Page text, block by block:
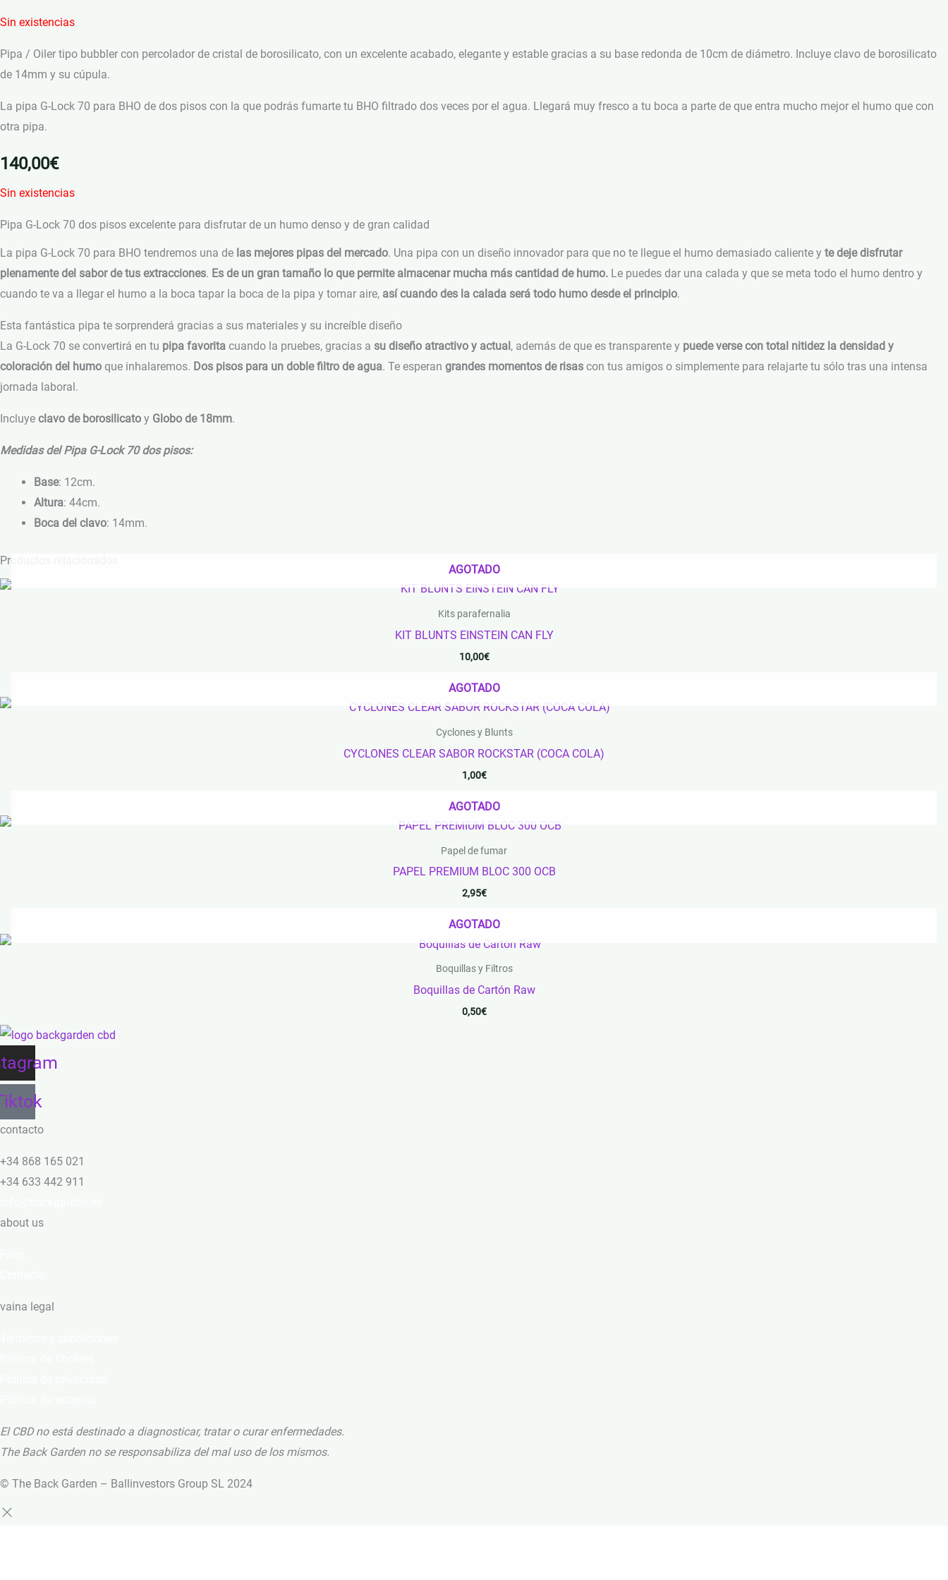
Sin existencias
Pipa / Oiler tipo bubbler con percolador de cristal de borosilicato, con un excelente acabado, elegante y estable gracias a su base redonda de 10cm de diámetro. Incluye clavo de borosilicato
de 14mm y su cúpula.
La pipa G-Lock 70 para BHO de dos pisos con la que podrás fumarte tu BHO filtrado dos veces por el agua. Llegará muy fresco a tu boca a parte de que entra mucho mejor el humo que con
otra pipa.
140,00€
Sin existencias
Pipa G-Lock 70 dos pisos excelente para disfrutar de un humo denso y de gran calidad
La pipa G-Lock 70 para BHO tendremos una de las mejores pipas del mercado. Una pipa con un diseño innovador para que no te llegue el humo demasiado caliente y te deje disfrutar
plenamente del sabor de tus extracciones. Es de un gran tamaño lo que permite almacenar mucha más cantidad de humo. Le puedes dar una calada y que se meta todo el humo dentro y
cuando te va a llegar el humo a la boca tapar la boca de la pipa y tomar aire, así cuando des la calada será todo humo desde el principio.
Esta fantástica pipa te sorprenderá gracias a sus materiales y su increíble diseño
La G-Lock 70 se convertirá en tu pipa favorita cuando la pruebes, gracias a su diseño atractivo y actual, además de que es transparente y puede verse con total nitidez la densidad y
coloración del humo que inhalaremos. Dos pisos para un doble filtro de agua. Te esperan grandes momentos de risas con tus amigos o simplemente para relajarte tu sólo tras una intensa
jornada laboral.
Incluye clavo de borosilicato y Globo de 18mm.
Medidas delPipa G-Lock 70 dos pisos:
Base: 12cm.
Altura: 44cm.
Boca del clavo: 14mm.
Productos relacionados
AGOTADO
Kits parafernalia
KIT BLUNTS EINSTEIN CAN FLY
10,00€
AGOTADO
Cyclones y Blunts
CYCLONES CLEAR SABOR ROCKSTAR (COCA COLA)
1,00€
AGOTADO
Papel de fumar
PAPEL PREMIUM BLOC 300 OCB
2,95€
AGOTADO
Boquillas y Filtros
Boquillas de Cartón Raw
0,50€
contacto
+34 868 165 021
+34 633 442 911
about us
vaina legal
El CBD no está destinado a diagnosticar, tratar o curar enfermedades.
The Back Garden no se responsabiliza del mal uso de los mismos.
© The Back Garden – Ballinvestors Group SL 2024